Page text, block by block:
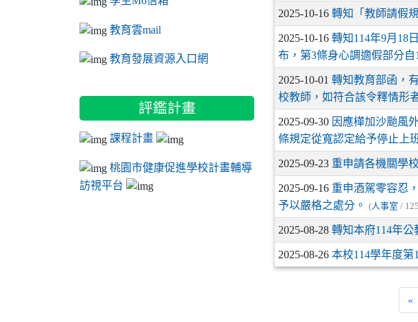
2025-10-16轉知「教師請假
2025-10-16轉知114年9月18
布，第3條身心調適假部分自
2025-10-01轉知教育部函，
校教師，如符合該令釋情形
2025-09-30 因應樺加沙颱風
條規定從寬認定給予停止上
2025-09-23 重申請各機關學
2025-09-16 重申酒駕零容忍
予以嚴格之處分。
(人事室 /
2025-08-28轉知本府114年
2025-08-26本校114學年度
«
教育雲mail
教育發展資源入口網
評鑑計畫
課程計畫
桃園市健康促進學校計畫輔導
訪視平台